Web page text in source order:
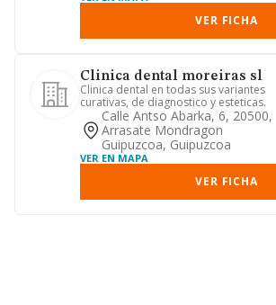
VER FICHA
Clinica dental moreiras sl
Clinica dental en todas sus variantes
curativas, de diagnostico y esteticas.
Calle Antso Abarka, 6, 20500,
Arrasate Mondragon
Guipuzcoa, Guipuzcoa
VER EN MAPA
VER FICHA